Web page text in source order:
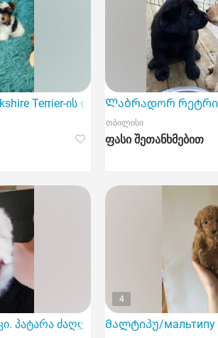
Terrier-ის ლეკვის (Biewer Yorkie)
Ლაბრადორ
თბილისი
ფასი შეთანხმებით
პატარა ძაღლის შეძენა ჩვენთან
4
Მალტიპუ/мальтипу